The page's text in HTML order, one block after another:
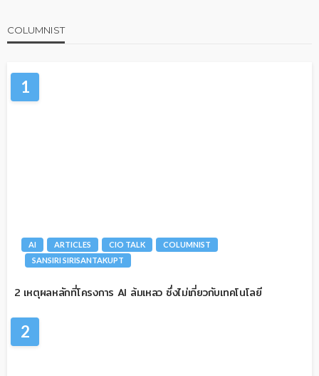
COLUMNIST
1
AI ARTICLES CIO TALK
COLUMNIST
SANSIRI SIRISANTAKUPT
2 เหตุผลหลักที่โครงการ AI ล้มเหลว ซึ่งไม่เกี่ยวกับเทคโนโลยี
2